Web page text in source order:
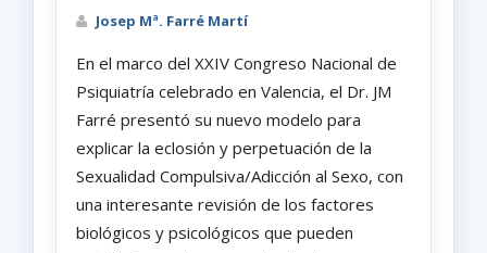
Josep Mª. Farré Martí
En el marco del XXIV Congreso Nacional de
Psiquiatría celebrado en Valencia, el Dr. JM
Farré presentó su nuevo modelo para
explicar la eclosión y perpetuación de la
Sexualidad Compulsiva/Adicción al Sexo, con
una interesante revisión de los factores
biológicos y psicológicos que pueden